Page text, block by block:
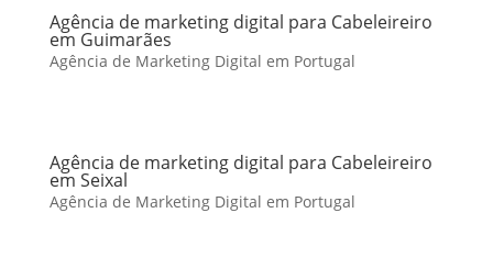
Agência de marketing digital para Cabeleireiro
em Guimarães
Agência de Marketing Digital em Portugal
Agência de marketing digital para Cabeleireiro
em Seixal
Agência de Marketing Digital em Portugal